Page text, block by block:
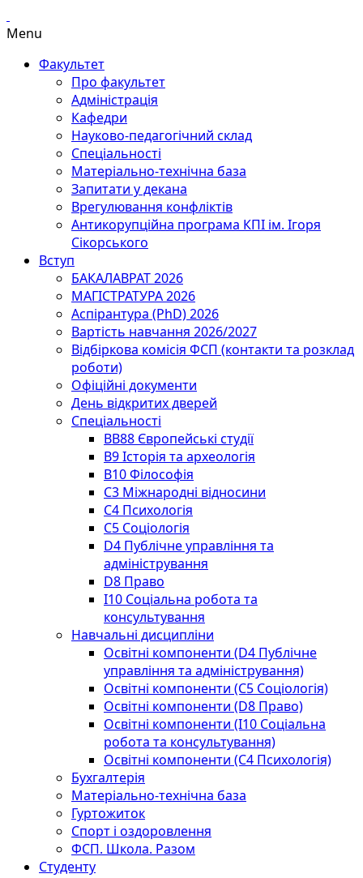
Menu
Факультет
Про факультет
Адміністрація
Кафедри
Науково-педагогічний склад
Спеціальності
Матеріально-технічна база
Запитати у декана
Врегулювання конфліктів
Антикорупційна програма КПІ ім. Ігоря
Сікорського
Вступ
БАКАЛАВРАТ 2026
МАГІСТРАТУРА 2026
Аспірантура (PhD) 2026
Вартість навчання 2026/2027
Відбіркова комісія ФСП (контакти та розклад
роботи)
Офіційні документи
День відкритих дверей
Спеціальності
BВ88 Європейські студії
B9 Історія та археологія
B10 Філософія
C3 Міжнародні відносини
C4 Психологія
С5 Соціологія
D4 Публічне управління та
адміністрування
D8 Право
I10 Соціальна робота та
консультування
Навчальні дисципліни
Освітні компоненти (D4 Публічне
управління та адміністрування)
Освітні компоненти (С5 Соціологія)
Освітні компоненти (D8 Право)
Освітні компоненти (I10 Соціальна
робота та консультування)
Освітні компоненти (С4 Психологія)
Бухгалтерія
Матеріально-технічна база
Гуртожиток
Спорт і оздоровлення
ФСП. Школа. Разом
Студенту